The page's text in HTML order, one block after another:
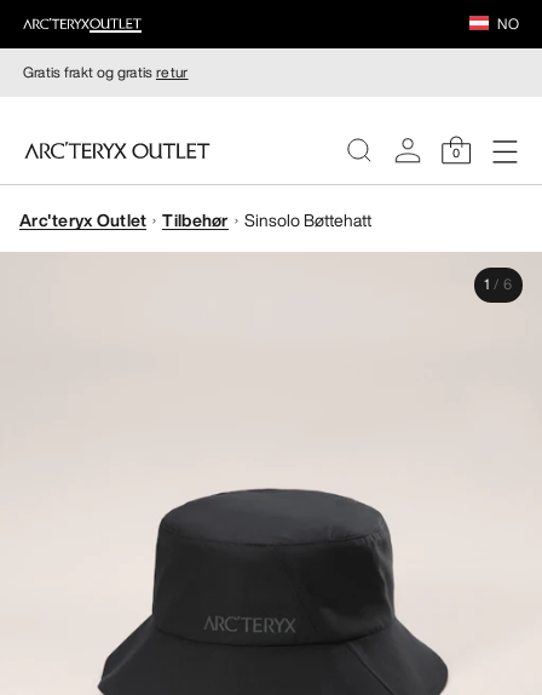
NO
Gratis frakt og gratisretur
0
DAMER
Arc'teryx Outlet Tilbehør Sinsolo Bøttehatt
1 / 6